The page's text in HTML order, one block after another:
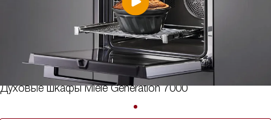
Духовые шкафы Miele Generation 7000